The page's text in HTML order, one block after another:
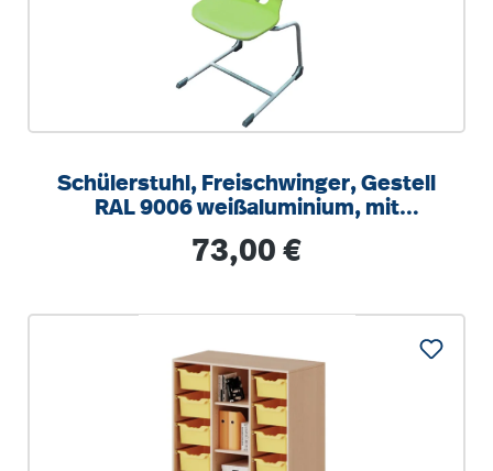
Schülerstuhl, Freischwinger, Gestell
RAL 9006 weißaluminium, mit
Regulärer Preis:
73,00 €